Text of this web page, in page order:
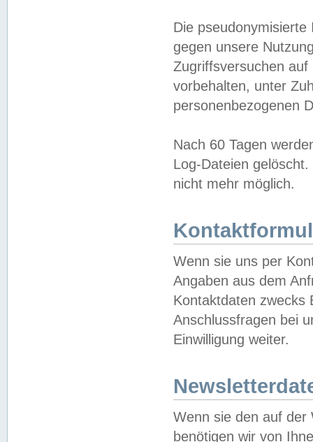
Die
gegen unsere
Zugriffsversuchen
vorbehalten, unter
personenbezogenen
Nach 60 Tagen
Log-Dateien
nicht mehr möglich.
Wenn sie uns per
Angaben aus dem
Kontaktdaten zwecks
Anschlussfragen bei
Einwilligung weiter.
Wenn sie den auf der
benötigen wir von